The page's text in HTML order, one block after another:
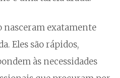
nasceram exatamente
Eles são rápidos,
às necessidades